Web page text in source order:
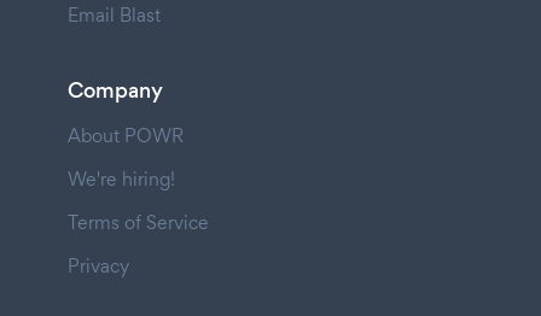
Email Blast
Company
About POWR
We're hiring!
Terms of Service
Privacy